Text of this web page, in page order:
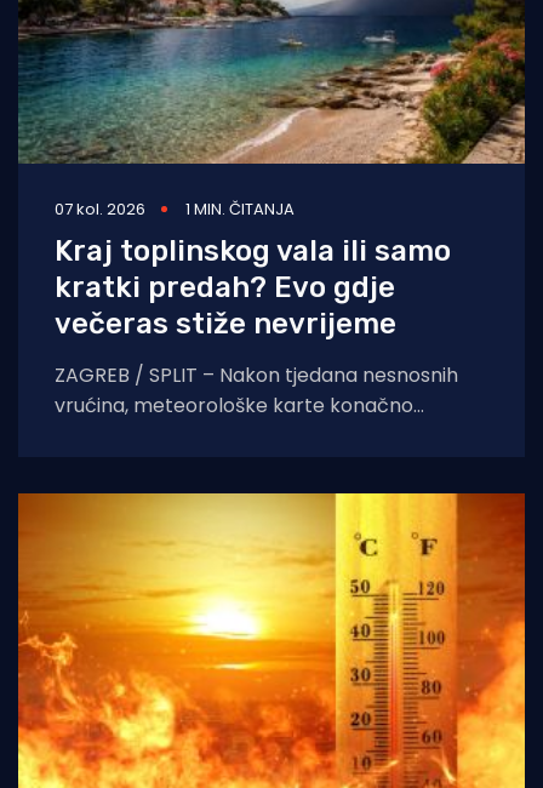
07 kol. 2026 1 MIN. ČITANJA
Kraj toplinskog vala ili samo
kratki predah? Evo gdje
večeras stiže nevrijeme
ZAGREB / SPLIT – Nakon tjedana nesnosnih
vrućina, meteorološke karte konačno
kontrastima,